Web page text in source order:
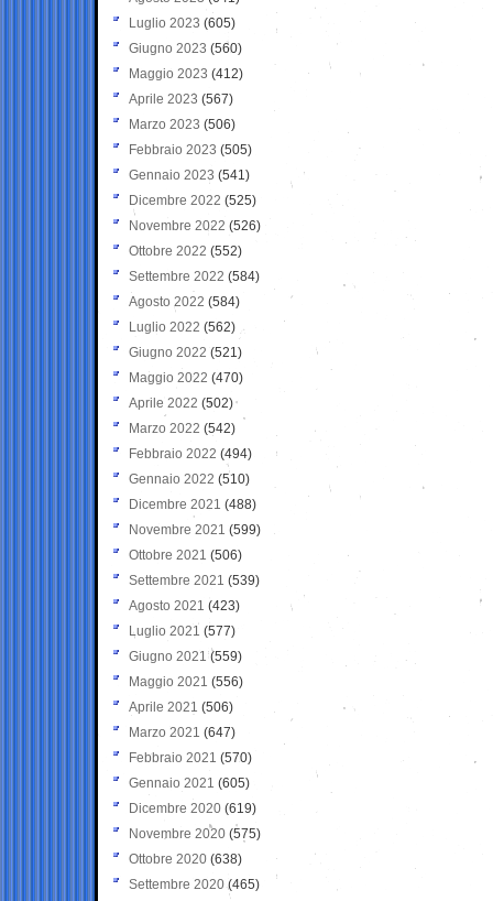
Luglio 2023 (605)
Giugno 2023 (560)
Maggio 2023 (412)
Aprile 2023 (567)
Marzo 2023 (506)
Febbraio 2023 (505)
Gennaio 2023 (541)
Dicembre 2022 (525)
Novembre 2022 (526)
Ottobre 2022 (552)
Settembre 2022 (584)
Agosto 2022 (584)
Luglio 2022 (562)
Giugno 2022 (521)
Maggio 2022 (470)
Aprile 2022 (502)
Marzo 2022 (542)
Febbraio 2022 (494)
Gennaio 2022 (510)
Dicembre 2021 (488)
Novembre 2021 (599)
Ottobre 2021 (506)
Settembre 2021 (539)
Agosto 2021 (423)
Luglio 2021 (577)
Giugno 2021(559)
Maggio 2021 (556)
Aprile 2021 (506)
Marzo 2021 (647)
Febbraio 2021 (570)
Gennaio 2021 (605)
Dicembre 2020 (619)
Novembre 2020 (575)
Ottobre 2020 (638)
Settembre 2020(465)